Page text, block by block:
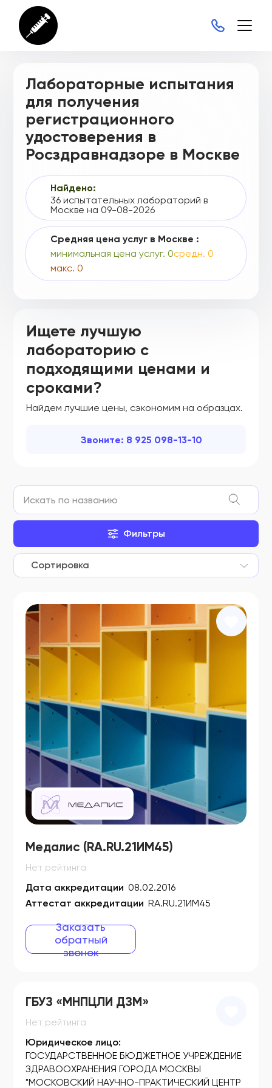
Лабораторные испытания
для получения
регистрационного
удостоверения в
Росздравнадзоре в Москве
Найдено:
36 испытательных лабораторий в
Москве на 09-08-2026
Средняя цена услуг в Москве :
минимальная цена услуг. 0средн. 0
макс. 0
Ищете лучшую
лабораторию с
подходящими ценами и
сроками?
Найдем лучшие цены, сэкономим на образцах.
Звоните: 8 925 098-13-10
ФСЗ 2007/00166
ФСЗ 2007/00210
ФСЗ 2007/00448
ФСЗ 2007/00470
ФСЗ 2007/00472
ФСЗ 2007/00474
ФСЗ 2007/00476
ФСЗ 2007/00478
ФСЗ 2007/00507
ФСЗ 2007/00522
ФСЗ 2007/00536
ФСЗ 2007/00583
ФСЗ 2007/00612
ФСЗ 2007/00637
ФСЗ 2007/00655
ФСЗ 2007/00660
ФСЗ 2007/00683
ФСЗ 2007/00695
ФСЗ 2007/00751
ФСЗ 2007/00802
ФСЗ 2007/00818
ФСЗ 2007/00881
ФСЗ 2007/00882
ФСЗ 2007/00898
ФСЗ 2007/00900
ФСЗ 2007/00911
ФСЗ 2007/00940
ФСЗ 2007/00941
ФСЗ 2007/00959
ФСЗ 2007/00962
ФСЗ 2007/00964
ФСЗ 2007/00968
ФСЗ 2007/00969
ФСЗ 2007/00970
ФСЗ 2007/00976
ФСЗ 2007/00996
ФСЗ 2007/01001
Фильтры
Сортировка
Медалис (RA.RU.21ИМ45)
Нет рейтинга
Дата аккредитации 08.02.2016
Аттестат аккредитации RA.RU.21ИМ45
Заказать
обратный
звонок
ГБУЗ «МНПЦЛИ ДЗМ»
Нет рейтинга
Юридическое лицо:
ГОСУДАРСТВЕННОЕ БЮДЖЕТНОЕ УЧРЕЖДЕНИЕ
ЗДРАВООХРАНЕНИЯ ГОРОДА МОСКВЫ
"МОСКОВСКИЙ НАУЧНО-ПРАКТИЧЕСКИЙ ЦЕНТР